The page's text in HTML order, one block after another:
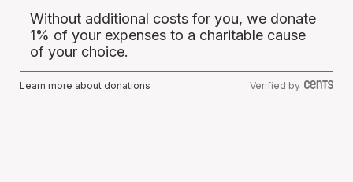
Without additional costs for you, we donate
1% of your expenses to a charitable cause
of your choice.
Learn more about donations Verified by